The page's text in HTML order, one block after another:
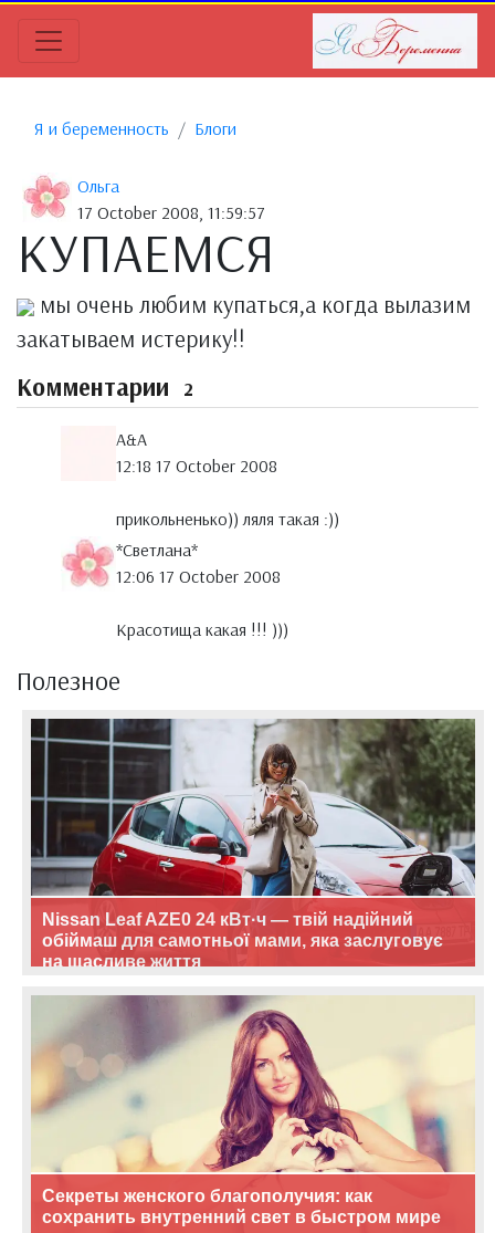
Я и беременность Блоги
Ольга
17 October 2008, 11:59:57
КУПАЕМСЯ
мы очень любим купаться,а когда вылазим
закатываем истерику!!
Комментарии 2
A&A
12:18 17 October 2008
прикольненько)) ляля такая :))
*Светлана*
12:06 17 October 2008
Красотища какая !!! )))
Полезное
Nissan Leaf AZE0 24 кВт·ч — твій надійний
обіймаш для самотньої мами, яка заслуговує
на щасливе життя
Секреты женского благополучия: как
сохранить внутренний свет в быстром мире